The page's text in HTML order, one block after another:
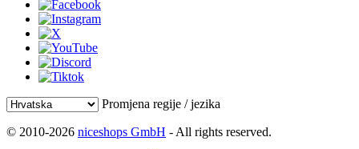
Promjena regije / jezika
© 2010-2026 niceshops GmbH - All rights reserved.